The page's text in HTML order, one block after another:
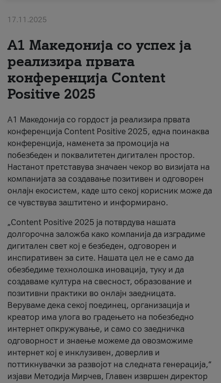
#ПодобарОнлајн
17.11.2025
А1 Македонија со успех ја
реализира првата
конференција Content
Positive 2025
А1 Македонија со гордост ја реализира првата
конференција Content Positive 2025, една поинаква
конференција, наменета за промоција на
побезбеден и поквалитетен дигитален простор.
Настанот претставува значаен чекор во визијата на
компанијата за создавање позитивен и одговорен
онлајн екосистем, каде што секој корисник може да
се чувствува заштитено и информирано.
„Content Positive 2025 ја потврдува нашата
долгорочна заложба како компанија да изградиме
дигитален свет кој е безбеден, одговорен и
инспиративен за сите. Нашата цел не е само да
обезбедиме технолошка иновација, туку и да
создаваме култура на свесност, образование и
позитивни практики во онлајн заедницата.
Веруваме дека секој поединец, организација и
креатор има улога во градењето на побезбедно
интернет опкружување, и само со заедничка
одговорност и знаење можеме да овозможиме
интернет кој е инклузивен, доверлив и
поттикнувачки за развојот на следната генерација,“
изјави Методија Мирчев, Главен извршен директор